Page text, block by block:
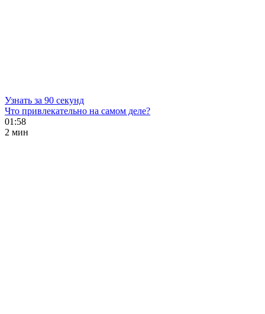
Узнать за 90 секунд
Что привлекательно на самом деле?
01:58
2 мин